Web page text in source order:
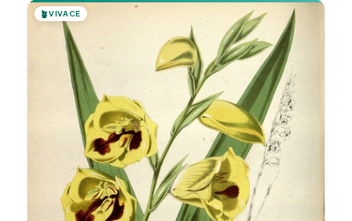
🪴VIVACE